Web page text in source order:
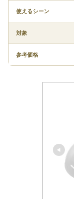
使えるシーン
対象
参考価格